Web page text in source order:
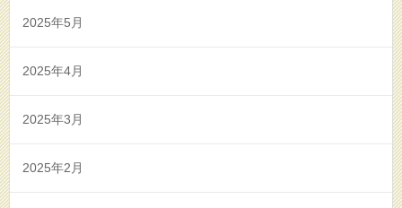
2025年5月
2025年4月
2025年3月
2025年2月